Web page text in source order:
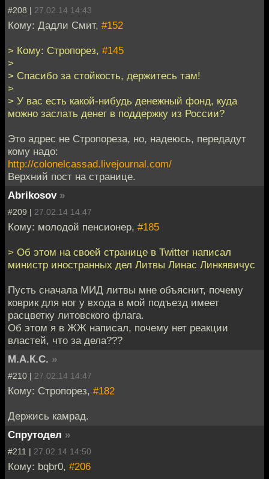
#208 | 27.02.14 14:43
Кому: Дадли Смит, #152
> Кому: Стропорез, #145
>
> Спасибо за стойкость, держитесь там!
>
> У вас есть какой-нибудь денежный фонд, куда
можно заслать денег в поддержку из России?
Это адрес не Стропореза, но, надеюсь, передадут
кому надо:
http://colonelcassad.livejournal.com/
Верхний пост на странице.
Abrikosov »
#209 | 27.02.14 14:47
Кому: молодой пенсионер, #185
> Об этом на своей странице в Twitter написал
министр иностранных дел Литвы Линас Линкявичус
Пусть сначала МИД литвы мне объяснит, почему
коврик для ног у входа в мой подъезд имеет
расцветку литовского флага.
Об этом я в ЖЖ написал, почему нет реакции
властей, что за дела???
М.А.К.С. »
#210 | 27.02.14 14:47
Кому: Стропорез, #182
Держись камрад.
Спрутодел »
#211 | 27.02.14 14:50
Кому: bqbr0, #206